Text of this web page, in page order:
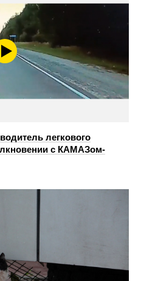
легкового
с КАМАЗом-